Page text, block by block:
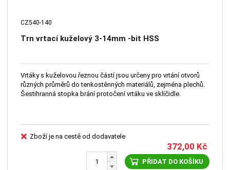
CZ540-140
Trn vrtací kuželový 3-14mm -bit HSS
Vrtáky s kuželovou řeznou částí jsou určeny pro vrtání otvorů
různých průměrů do tenkostěnných materiálů, zejména plechů.
Šestihranná stopka brání protočení vrtáku ve sklíčidle.
Zboží je na cestě od dodavatele
372,00 Kč
PŘIDAT DO KOŠÍKU